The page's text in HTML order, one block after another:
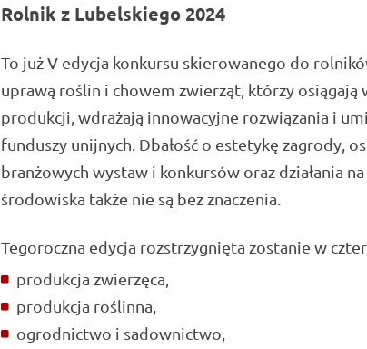
Rolnik z Lubelskiego 2024
To już V edycja konkursu skierowanego do
uprawą roślin i chowem zwierząt, którzy osiągają
produkcji, wdrażają innowacyjne rozwiązania i
funduszy unijnych. Dbałość o estetykę zagrody,
branżowych wystaw i konkursów oraz działania
środowiska także nie są bez znaczenia.
Tegoroczna edycja rozstrzygnięta zostanie w
produkcja zwierzęca,
produkcja roślinna,
ogrodnictwo i sadownictwo,